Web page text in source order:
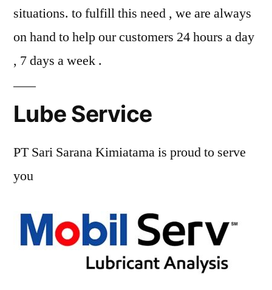
situations. to fulfill this need , we are always
on hand to help our customers 24 hours a day
, 7 days a week .
Lube Service
PT Sari Sarana Kimiatama is proud to serve
you